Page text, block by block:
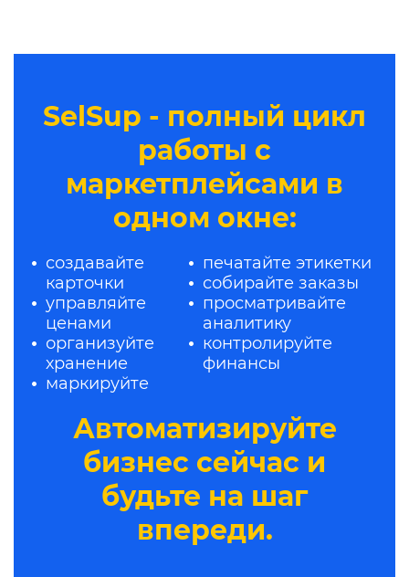
SelSup - полный цикл
работы с
маркетплейсами в
одном окне:
создавайте
карточки
управляйте
ценами
организуйте
хранение
маркируйте
печатайте этикетки
собирайте заказы
просматривайте
аналитику
контролируйте
финансы
Автоматизируйте
бизнес сейчас и
будьте на шаг
впереди.